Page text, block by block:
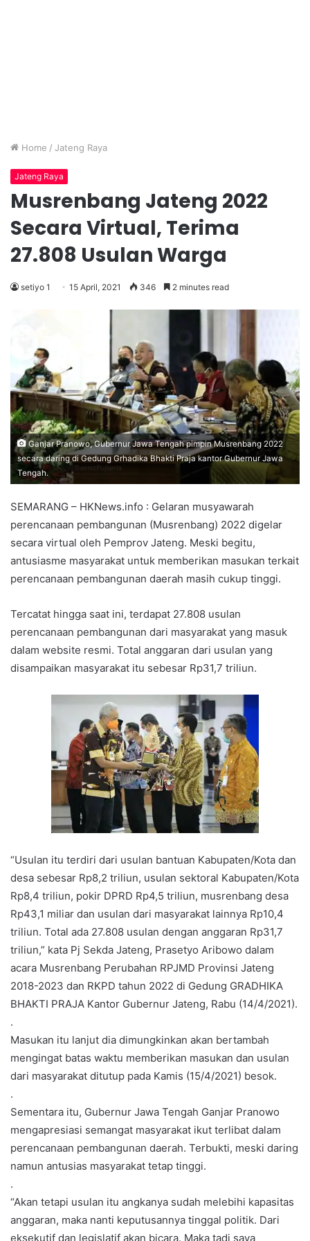
Home / Jateng Raya
Jateng Raya
Musrenbang Jateng 2022
Secara Virtual, Terima
27.808 Usulan Warga
setiyo 1 15 April, 2021 346 2 minutes read
Ganjar Pranowo, Gubernur Jawa Tengah pimpin Musrenbang 2022
secara daring di Gedung Grhadika Bhakti Praja kantor Gubernur Jawa
Tengah.
SEMARANG – HKNews.info : Gelaran musyawarah
perencanaan pembangunan (Musrenbang) 2022 digelar
secara virtual oleh Pemprov Jateng. Meski begitu,
antusiasme masyarakat untuk memberikan masukan terkait
perencanaan pembangunan daerah masih cukup tinggi.
Tercatat hingga saat ini, terdapat 27.808 usulan
perencanaan pembangunan dari masyarakat yang masuk
dalam website resmi. Total anggaran dari usulan yang
disampaikan masyarakat itu sebesar Rp31,7 triliun.
“Usulan itu terdiri dari usulan bantuan Kabupaten/Kota dan
desa sebesar Rp8,2 triliun, usulan sektoral Kabupaten/Kota
Rp8,4 triliun, pokir DPRD Rp4,5 triliun, musrenbang desa
Rp43,1 miliar dan usulan dari masyarakat lainnya Rp10,4
triliun. Total ada 27.808 usulan dengan anggaran Rp31,7
triliun,” kata Pj Sekda Jateng, Prasetyo Aribowo dalam
acara Musrenbang Perubahan RPJMD Provinsi Jateng
2018-2023 dan RKPD tahun 2022 di Gedung GRADHIKA
BHAKTI PRAJA Kantor Gubernur Jateng, Rabu (14/4/2021).
.
Masukan itu lanjut dia dimungkinkan akan bertambah
mengingat batas waktu memberikan masukan dan usulan
dari masyarakat ditutup pada Kamis (15/4/2021) besok.
.
Sementara itu, Gubernur Jawa Tengah Ganjar Pranowo
mengapresiasi semangat masyarakat ikut terlibat dalam
perencanaan pembangunan daerah. Terbukti, meski daring
namun antusias masyarakat tetap tinggi.
.
“Akan tetapi usulan itu angkanya sudah melebihi kapasitas
anggaran, maka nanti keputusannya tinggal politik. Dari
eksekutif dan legislatif akan bicara. Maka tadi saya